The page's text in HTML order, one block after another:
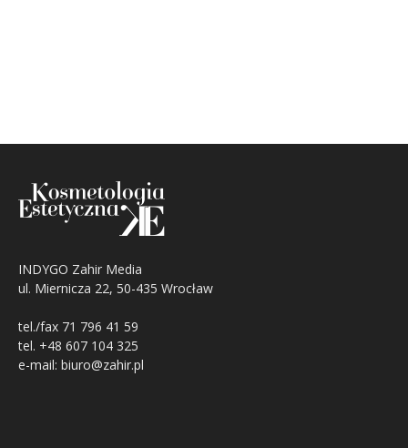
INDYGO Zahir Media
ul. Miernicza 22, 50-435 Wrocław
tel./fax 71 796 41 59
tel. +48 607 104 325
e-mail: biuro@zahir.pl